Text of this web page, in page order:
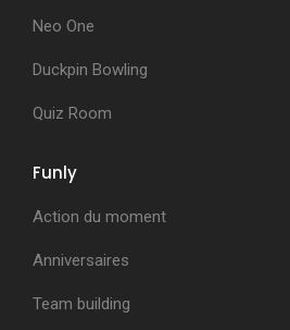
Neo One
Duckpin Bowling
Quiz Room
Funly
Action du moment
Anniversaires
Team building